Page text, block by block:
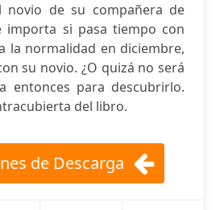
novio de su compañera de
importa si pasa tiempo con
la normalidad en diciembre,
su novio. ¿O quizá no será
entonces para descubrirlo.
del libro.
de Descarga